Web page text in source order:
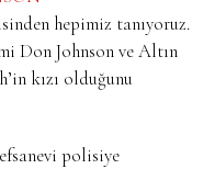
hepimiz tanıyoruz.
Don Johnson ve Altın
kızı olduğunu
polisiye